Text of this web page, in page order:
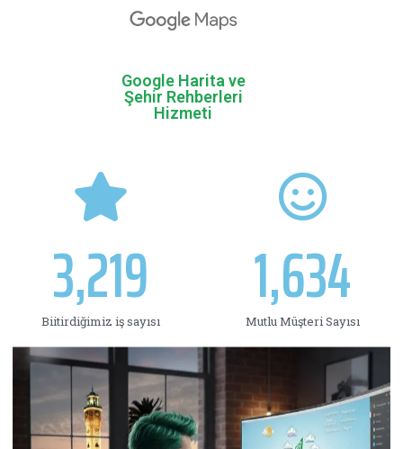
Google Harita ve
Şehir Rehberleri
Hizmeti
Danışmanlık
olarak ilerlemektedir.
Biitirdiğimiz iş sayısı
3,219 Mutlu Müşteri Sayısı
1,634